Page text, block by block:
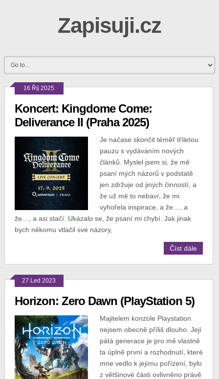
Zapisuji.cz
16 Říj 2025
Koncert: Kingdome Come:
Deliverance II (Praha 2025)
Je načase skončit téměř tříletou
pauzu s vydáváním nových
článků. Myslel jsem si, že mě
psaní mých názorů v podstatě
jen zdržuje od jiných činností, a
že už mě to nebaví, že mi
vyhořela inspirace, a že…, a
že…, a asi stačí. Ukázalo se, že psaní mi chybí. Jak jinak
bych někomu vtlačil své názory,
Číst dále
27 Led 2023
Horizon: Zero Dawn (PlayStation 5)
Majitelem konzole Playstation
nejsem obecně příliš dlouho. Její
pátá generace je pro mě vlastně
ta úplně první a rozhodnutí, které
mne vedlo k jejímu pořízení, bylo
z většinové části ovlivněno právě